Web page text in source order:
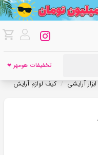
تخفیفات هومهر ❤
ابزار آرایشی / کیف لوازم آرایش